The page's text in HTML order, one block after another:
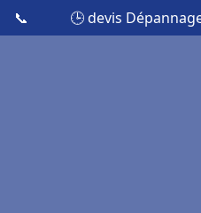
📞 🕒 devis